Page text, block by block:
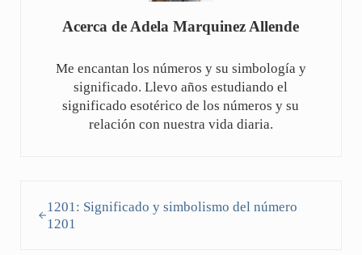
Acerca de Adela Marquinez Allende
Me encantan los números y su simbología y
significado. Llevo años estudiando el
significado esotérico de los números y su
relación con nuestra vida diaria.
1201: Significado y simbolismo del número
1201